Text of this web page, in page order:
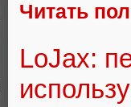
Читать
LoJax: